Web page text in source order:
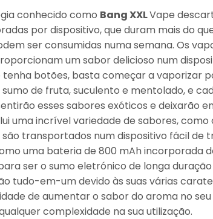
conhecido como Bang XXLVape
por dispositivo, que duram mais do
ser consumidas numa semana. Os
um sabor delicioso num
botões, basta começar a vaporizar
de fruta, suculento e mentolado, e
esses sabores exóticos e deixarão
uma incrível variedade de sabores,
transportados num dispositivo fácil de
uma bateria de 800 mAh incorporada
ser o sumo eletrónico de longa
tudo-em-um devido às suas várias
de aumentar o sabor do aroma no seu
complexidade na sua utilização.